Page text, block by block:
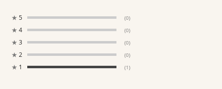
★ 5 (0)
★ 4 (0)
★ 3 (0)
★ 2 (0)
★ 1 (1)